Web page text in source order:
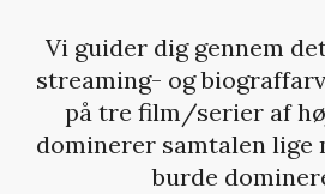
Vi guider dig gennem
streaming- og
på tre film/serier af
dominerer samtalen lige
burde